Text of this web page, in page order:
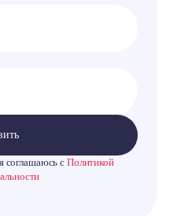
соглашаюсь с Политикой